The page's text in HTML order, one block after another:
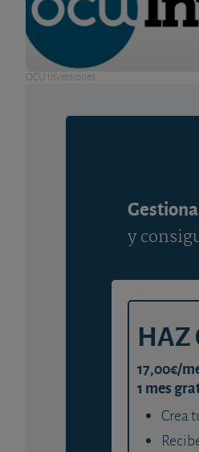
OCU Inversiones
y
HAZ
17,00€/
1 mes
Crea